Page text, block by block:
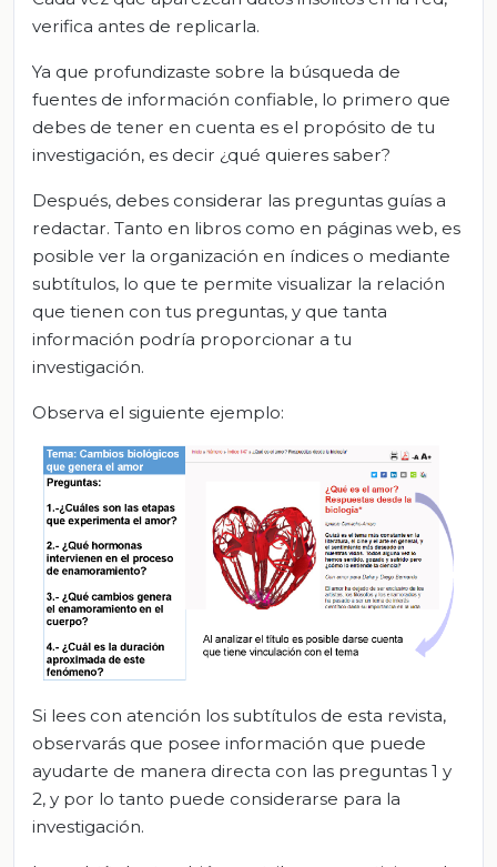
verifica antes de replicarla.
Ya que profundizaste sobre la búsqueda de
fuentes de información confiable, lo primero que
debes de tener en cuenta es el propósito de tu
investigación, es decir ¿qué quieres saber?
Después, debes considerar las preguntas guías a
redactar. Tanto en libros como en páginas web, es
posible ver la organización en índices o mediante
subtítulos, lo que te permite visualizar la relación
que tienen con tus preguntas, y que tanta
información podría proporcionar a tu
investigación.
Observa el siguiente ejemplo:
Si lees con atención los subtítulos de esta revista,
observarás que posee información que puede
ayudarte de manera directa con las preguntas 1 y
2, y por lo tanto puede considerarse para la
investigación.